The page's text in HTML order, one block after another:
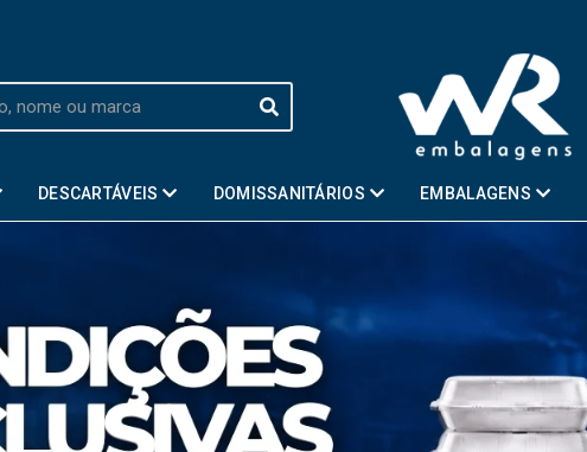
DESCARTÁVEIS DOMISSANITÁRIOS EMBALAGENS